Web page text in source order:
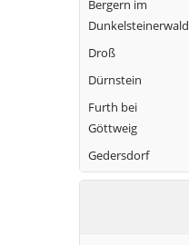
Bergern im
Dunkelsteinerwald
Droß
Dürnstein
Furth bei
Göttweig
Gedersdorf
Gföhl